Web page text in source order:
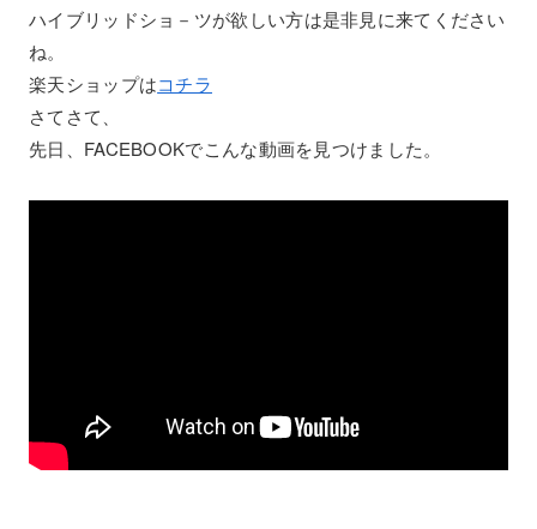
ハイブリッドショ－ツが欲しい方は是非見に来てください
ね。
楽天ショップはコチラ
さてさて、
先日、FACEBOOKでこんな動画を見つけました。